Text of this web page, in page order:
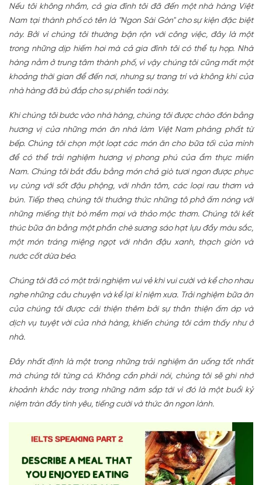
Nếu tôi không nhầm, cả gia đình tôi đã đến một nhà hàng Việt
Nam tại thành phố có tên là "Ngon Sài Gòn" cho sự kiện đặc biệt
này. Bởi vì chúng tôi thường bận rộn với công việc, đây là một
trong những dịp hiếm hoi mà cả gia đình tôi có thể tụ họp. Nhà
hàng nằm ở trung tâm thành phố, vì vậy chúng tôi cũng mất một
khoảng thời gian để đến nơi, nhưng sự trang trí và không khí của
nhà hàng đã bù đắp cho sự phiền toái này.
Khi chúng tôi bước vào nhà hàng, chúng tôi được chào đón bằng
hương vị của những món ăn nhà làm Việt Nam phảng phất từ
bếp. Chúng tôi chọn một loạt các món ăn cho bữa tối của mình
để có thể trải nghiệm hương vị phong phú của ẩm thực miền
Nam. Chúng tôi bắt đầu bằng món chả giò tươi ngon được phục
vụ cùng với sốt đậu phộng, với nhân tôm, các loại rau thơm và
bún. Tiếp theo, chúng tôi thưởng thức những tô phở ấm nóng với
những miếng thịt bò mềm mại và thảo mộc thơm. Chúng tôi kết
thúc bữa ăn bằng một phần chè sương sáo hạt lựu đầy màu sắc,
một món tráng miệng ngọt với nhân đậu xanh, thạch giòn và
nước cốt dừa béo.
Chúng tôi đã có một trải nghiệm vui vẻ khi vui cười và kể cho nhau
nghe những câu chuyện và kể lại kỉ niệm xưa. Trải nghiệm bữa ăn
của chúng tôi được cải thiện thêm bởi sự thân thiện ấm áp và
dịch vụ tuyệt vời của nhà hàng, khiến chúng tôi cảm thấy như ở
nhà.
Đây nhất định là một trong những trải nghiệm ăn uống tốt nhất
mà chúng tôi từng có. Không cần phải nói, chúng tôi sẽ ghi nhớ
khoảnh khắc này trong những năm sắp tới vì đó là một buổi kỷ
niệm tràn đầy tình yêu, tiếng cười và thức ăn ngon lành.